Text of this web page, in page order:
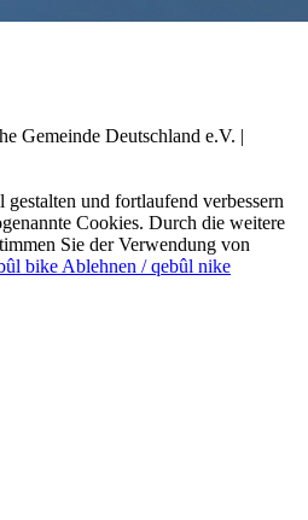
Gemeinde Deutschland e.V. |
und fortlaufend verbessern
Cookies. Durch die weitere
Sie der Verwendung von
bike Ablehnen / qebûl nike